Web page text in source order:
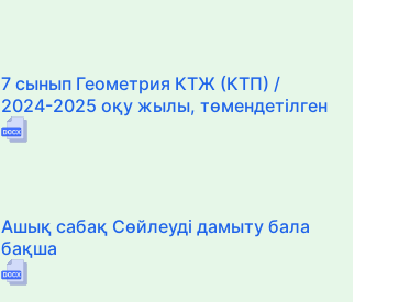
7 сынып Геометрия КТЖ (КТП) /
2024-2025 оқу жылы, төмендетілген
Ашық сабақ Сөйлеуді дамыту бала
бақша